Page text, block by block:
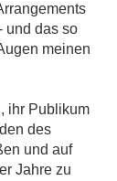
und das so
meinen
ihr Publikum
des
und auf
Jahre zu